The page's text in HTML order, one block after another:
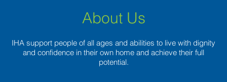
About Us
IHA support people of all ages and abilities to live with dignity
and confidence in their own home and achieve their full
potential.